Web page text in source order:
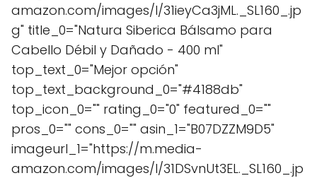
amazon.com/images/I/31ieyCa3jML._SL160_.jp
g" title_0="Natura Siberica Bálsamo para
Cabello Débil y Dañado - 400 ml"
top_text_0="Mejor opción"
top_text_background_0="#4188db"
top_icon_0="" rating_0="0" featured_0=""
pros_0="" cons_0="" asin_1="B07DZZM9D5"
imageurl_1="https://m.media-
amazon.com/images/I/31DSvnUt3EL._SL160_.jp